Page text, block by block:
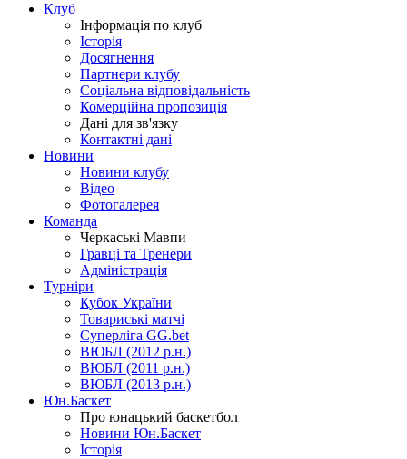
Клуб
Інформація по клуб
Історія
Досягнення
Партнери клубу
Соціальна відповідальність
Комерційна пропозиція
Дані для зв'язку
Контактні дані
Новини
Новини клубу
Відео
Фотогалерея
Команда
Черкаські Мавпи
Гравці та Тренери
Адміністрація
Турніри
Кубок України
Товариські матчі
Суперліга GG.bet
ВЮБЛ (2012 р.н.)
ВЮБЛ (2011 р.н.)
ВЮБЛ (2013 р.н.)
Юн.Баскет
Про юнацький баскетбол
Новини Юн.Баскет
Історія